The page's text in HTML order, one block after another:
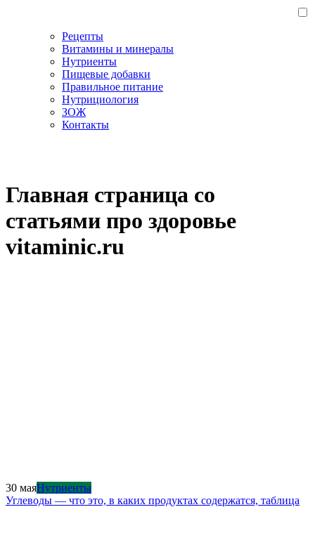
Рецепты
Витамины и минералы
Нутриенты
Пищевые добавки
Правильное питание
Нутрициология
ЗОЖ
Контакты
Главная страница со
статьями про здоровье
vitaminic.ru
30 маяНутриенты
Углеводы — что это, в каких продуктах содержатся, таблица